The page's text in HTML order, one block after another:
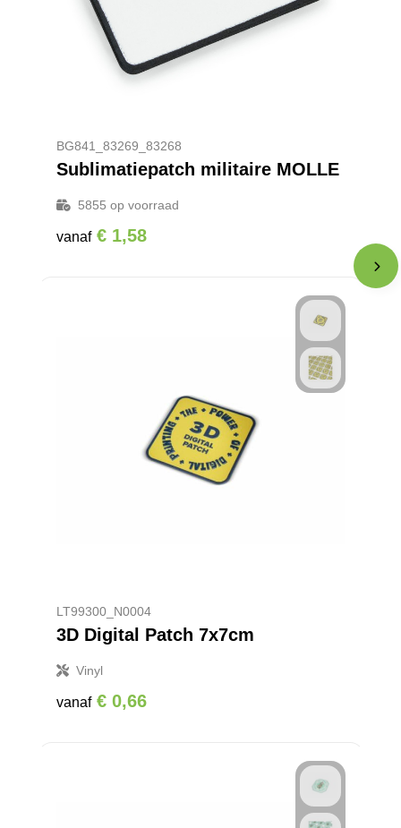
BG841_83269_83268
Sublimatiepatch militaire MOLLE
5855 op voorraad
vanaf € 1,58
LT99300_N0004
3D Digital Patch 7x7cm
Vinyl
vanaf € 0,66